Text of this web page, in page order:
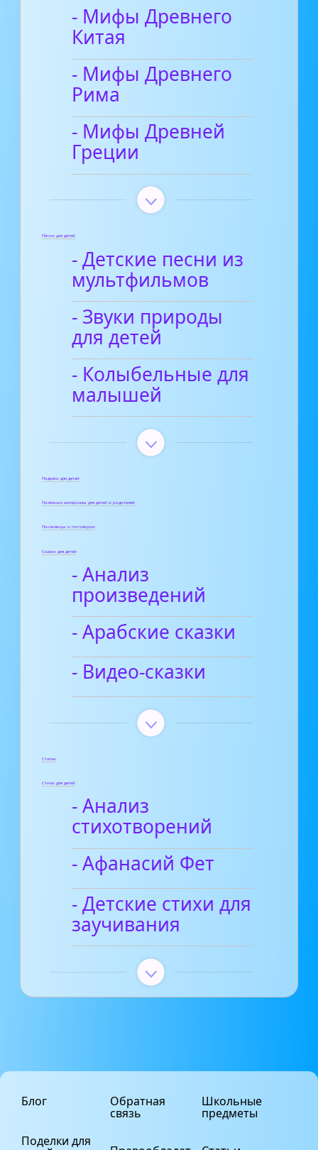
- Мифы Древнего
Китая
- Мифы Древнего
Рима
- Мифы Древней
Греции
Песни для детей
- Детские песни из
мультфильмов
- Звуки природы
для детей
- Колыбельные для
малышей
Поделки для детей
Полезные материалы для детей и родителей
Пословицы и поговорки
Сказки для детей
- Анализ
произведений
- Арабские сказки
- Видео-сказки
Статьи
Стихи для детей
- Анализ
стихотворений
- Афанасий Фет
- Детские стихи для
заучивания
Блог
Поделки для
Обратная
связь
Школьные
предметы